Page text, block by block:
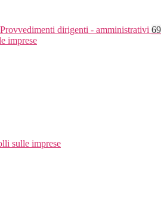
Provvedimenti dirigenti - amministrativi 69
imprese
sulle imprese